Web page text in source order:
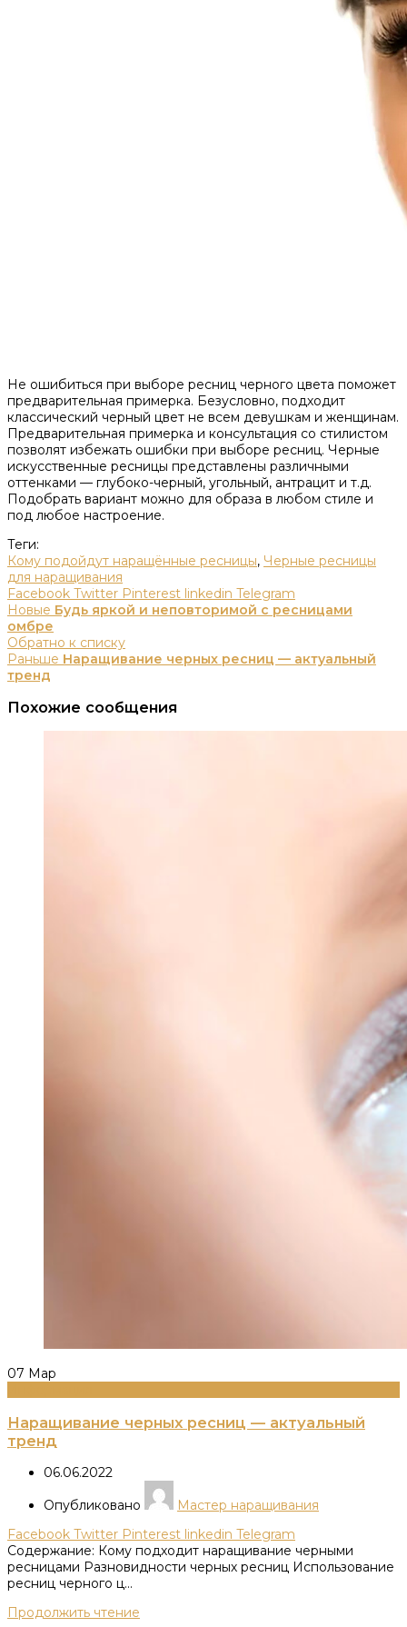
Не ошибиться при выборе ресниц черного цвета поможет
предварительная примерка. Безусловно, подходит
классический черный цвет не всем девушкам и женщинам.
Предварительная примерка и консультация со стилистом
позволят избежать ошибки при выборе ресниц. Черные
искусственные ресницы представлены различными
оттенками — глубоко-черный, угольный, антрацит и т.д.
Подобрать вариант можно для образа в любом стиле и
под любое настроение.
Теги:
Кому подойдут наращённые ресницы, Черные ресницы
для наращивания
Facebook Twitter Pinterest linkedin Telegram
Новые Будь яркой и неповторимой с ресницами
омбре
Обратно к списку
Раньше Наращивание черных ресниц — актуальный
тренд
Похожие сообщения
07 Мар
Наращивание черных ресниц — актуальный
тренд
06.06.2022
Опубликовано
Мастер наращивания
Facebook Twitter Pinterest linkedin Telegram
Содержание: Кому подходит наращивание черными
ресницами Разновидности черных ресниц Использование
ресниц черного ц...
Продолжить чтение